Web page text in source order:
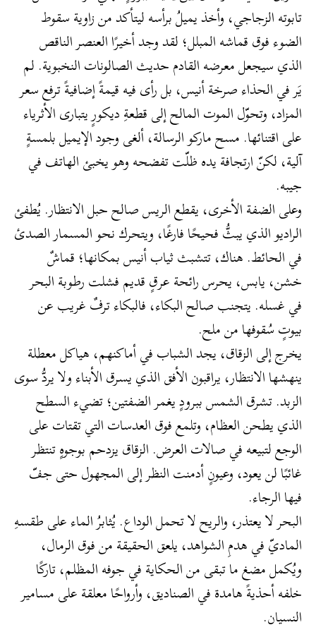
تابوته الزجاجي، وأخذ يميلُ برأسه ليتأكد من زاوية سقوط
الضوء فوق قماشه المبلل؛ لقد وجد أخيرًا العنصر الناقص
الذي سيجعل معرضه القادم حديث الصالونات النخبوية. لم
يَر في الحذاء صرخة أنيس، بل رأى فيه قيمةً إضافيةً ترفع سعر
المزاد، وتحوّل الموت المالح إلى قطعةِ ديكورٍ يتبارى الأثرياء
على اقتنائها. مسح ماركو الرسالة، ألغى وجود الإيميل بلمسةٍ
آلية، لكنّ ارتجافة يده ظلّت تفضحه وهو يخبئ الهاتف في
جيبه.
وعلى الضفة الأخرى، يقطع الريس صالح حبل الانتظار. يُطفئ
الراديو الذي يبثُّ فحيحًا فارغًا، ويتحرك نحو المسمار الصدئ
في الحائط. هناك، تتشبث ثياب أنيس بمكانها؛ قماشٌ
خشن، يابس، يحرس رائحة عرقٍ قديم فشلت رطوبة البحر
في غسله. يتجنب صالح البكاء، فالبكاء ترفٌ غريب عن
بيوتٍ سُقوفها من ملح.
​يخرج إلى الزقاق، يجد الشباب في أماكنهم، هياكل معطلة
ينهشها الانتظار، يراقبون الأفق الذي يسرق الأبناء ولا يردُّ سوى
الزبد. تشرق الشمس ببرودٍ يغمر الضفتين؛ تضيء السطح
الذي يطحن العظام، وتلمع فوق العدسات التي تقتات على
الوجع لتبيعه في صالات العرض. الزقاق يزدحم بوجوهٍ تنتظر
غائبًا لن يعود، وعيونٍ أدمنت النظر إلى المجهول حتى جفّ
فيها الرجاء.
​البحر لا يعتذر، والريح لا تحمل الوداع. يُثابرُ الماء على طقسهِ
الماديّ في هدمِ الشواهد، يلعق الحقيقة من فوق الرمال،
ويُكمل مضغ ما تبقى من الحكاية في جوفه المظلم، تاركًا
خلفه أحذيةً هامدة في الصناديق، وأرواحًا معلقة على مسامير
النسيان.